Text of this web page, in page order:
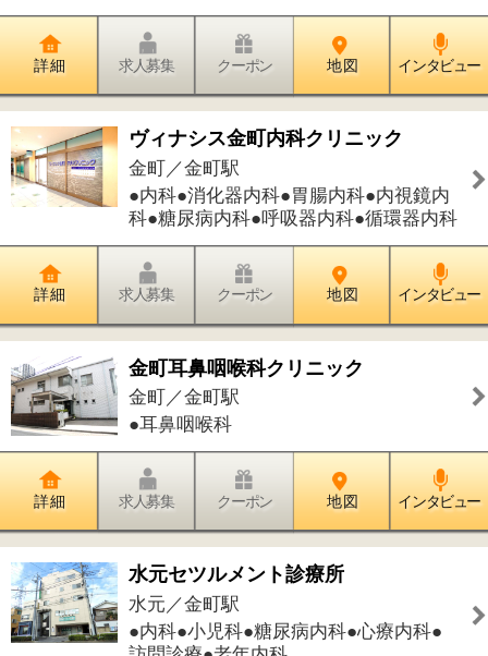
かなまち矯正歯科クリニック
金町／金町駅
詳 細 求人募集 クーポン 地 図 インタビュー
葛飾にいじゅくクリニック
新宿／金町駅
●内科●消化器内科●皮膚科●訪問診療
詳 細 クーポン 地 図 インタビュー
金町／金町駅
●内科●胃腸内科●小児科
詳 細 求人募集 クーポン
かなまち志田歯科
金町／金町駅
詳 細 求人募集 クーポン 地 図
金町わかな医院